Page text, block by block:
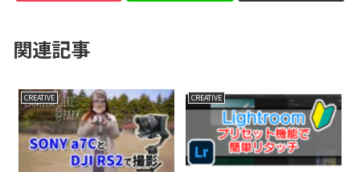
関連記事
CREATIVE CREATIVE